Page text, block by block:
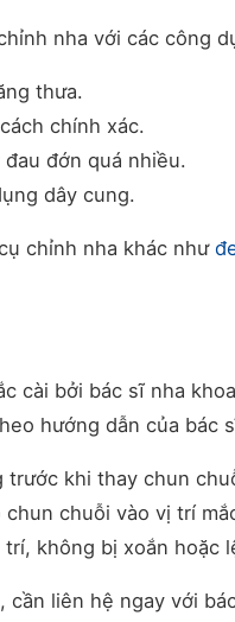
nha với các công
thưa.
chính xác.
đớn quá nhiều.
dây cung.
chỉnh nha khác như
cài bởi bác sĩ nha
hướng dẫn của bác
trước khi thay chun
chuỗi vào vị trí
không bị xoắn hoặc
liên hệ ngay với